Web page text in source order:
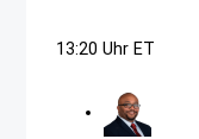
13:20 Uhr ET